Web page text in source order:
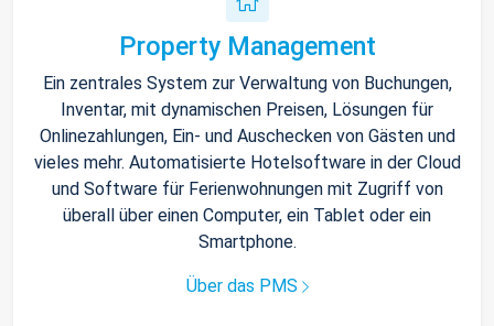
Property Management
Ein zentrales System zur Verwaltung von Buchungen,
Inventar, mit dynamischen Preisen, Lösungen für
Onlinezahlungen, Ein- und Auschecken von Gästen und
vieles mehr. Automatisierte Hotelsoftware in der Cloud
und Software für Ferienwohnungen mit Zugriff von
überall über einen Computer, ein Tablet oder ein
Smartphone.
Über das PMS